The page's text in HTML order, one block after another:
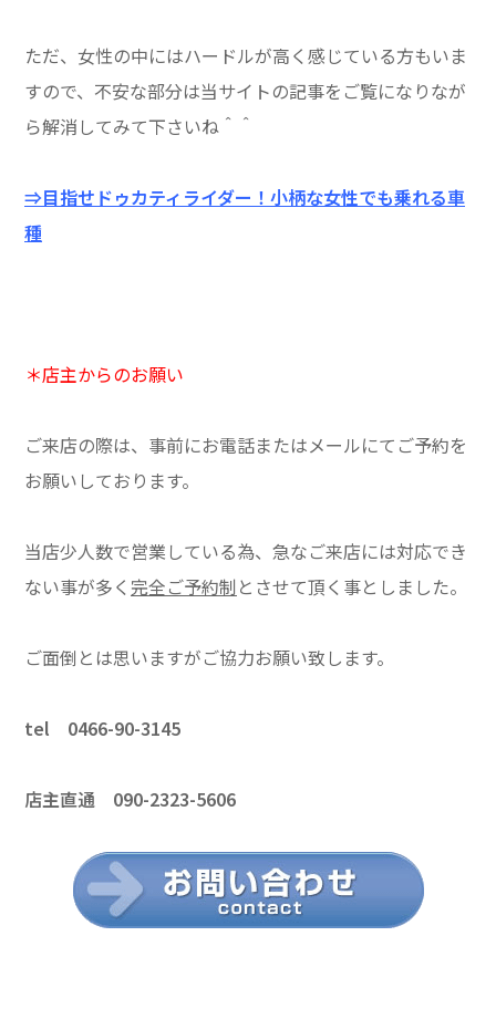
ただ、女性の中にはハードルが高く感じている方もいま
すので、不安な部分は当サイトの記事をご覧になりなが
ら解消してみて下さいね＾＾
⇒目指せドゥカティライダー！小柄な女性でも乗れる車
種
＊店主からのお願い
ご来店の際は、事前にお電話またはメールにてご予約を
お願いしております。
当店少人数で営業している為、急なご来店には対応でき
ない事が多く 完全ご予約制とさせて頂く事としました。
ご面倒とは思いますがご協力お願い致します。
tel 0466-90-3145
店主直通 090-2323-5606